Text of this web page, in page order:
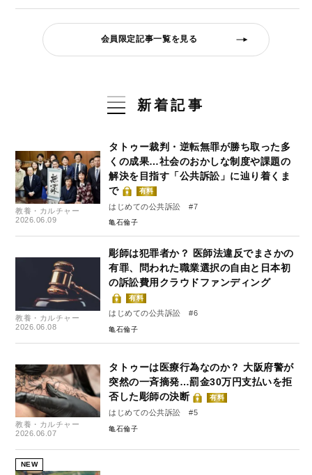
会員限定記事一覧を見る
新着記事
教養・カルチャー
2026.06.09
タトゥー裁判・逆転無罪が勝ち取った多
くの成果…社会のおかしな制度や課題の
解決を目指す「公共訴訟」に辿り着くま
で
有料
はじめての公共訴訟 #7
亀石倫子
教養・カルチャー
2026.06.08
彫師は犯罪者か？ 医師法違反でまさかの
有罪、問われた職業選択の自由と日本初
の訴訟費用クラウドファンディング
有料
はじめての公共訴訟 #6
亀石倫子
教養・カルチャー
2026.06.07
タトゥーは医療行為なのか？ 大阪府警が
突然の一斉摘発…罰金30万円支払いを拒
否した彫師の決断
有料
はじめての公共訴訟 #5
亀石倫子
NEW